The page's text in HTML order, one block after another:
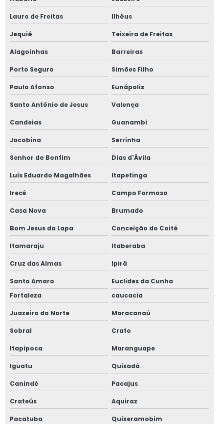
Lauro de Freitas Ilhéus
Jequié Teixeira de Freitas
Alagoinhas Barreiras
Porto Seguro Simões Filho
Paulo Afonso Eunápolis
Santo Antônio de Jesus Valença
Candeias Guanambi
Jacobina Serrinha
Senhor do Bonfim Dias d'Ávila
Luís Eduardo Magalhães Itapetinga
Irecê Campo Formoso
Casa Nova Brumado
Bom Jesus da Lapa Conceição do Coité
Itamaraju Itaberaba
Cruz das Almas Ipirá
Santo Amaro
Euclides da Cunha
Fortaleza
caucacia
Juazeiro do Norte Maracanaú
Sobral Crato
Itapipoca Maranguape
Iguatu Quixadá
Canindé Pacajus
Crateús Aquiraz
Pacatuba
Quixeramobim